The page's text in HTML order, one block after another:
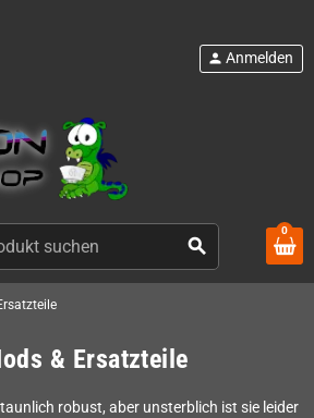
search
person Anmelden
0
& Ersatzteile
robust, aber unsterblich ist sie leider